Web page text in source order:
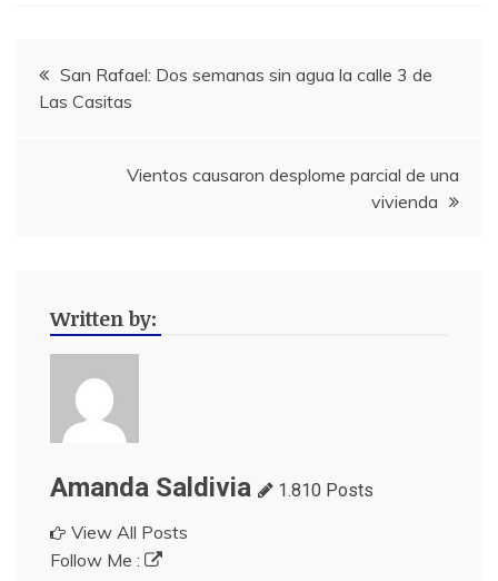
Navegación
de
entradas
San Rafael: Dos semanas sin agua la calle 3 de
Las Casitas
Vientos causaron desplome parcial de una
vivienda
Written by:
Amanda Saldivia 1.810 Posts
View All Posts
Follow Me :